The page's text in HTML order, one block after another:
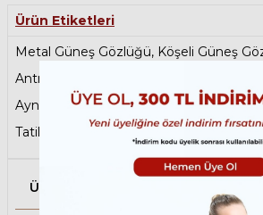
Ürün Etiketleri
Metal Güneş Gözlüğü, Köşeli Güneş
Antrefleli Güneş Gözlüğü
Aynalı Güneş Gözlüğü,Anneler Günü,
Tatil Öncesi Son Durak
Ürün Açıklaması